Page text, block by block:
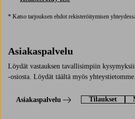
* Katso tarjouksen ehdot rekisteröitymisen
Asiakaspalvelu
Löydät vastauksen tavallisimpiin
-osiosta. Löydät täältä myös yhteystietomme.
Asiakaspalvelu Tilaukset